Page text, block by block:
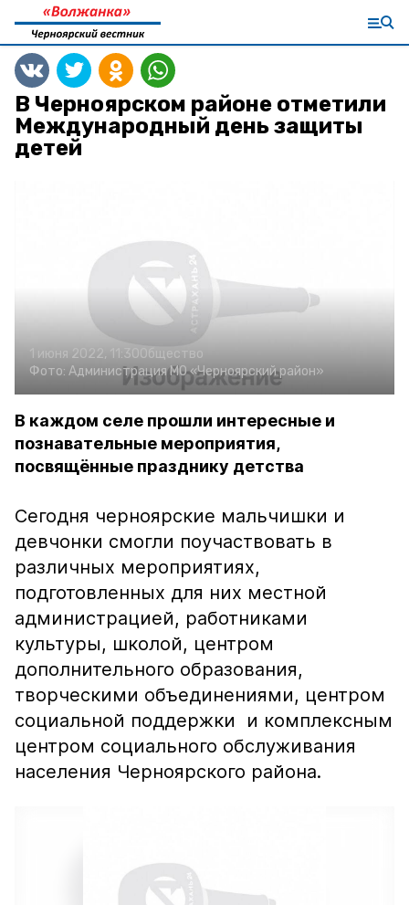
В Черноярском районе отметили
Международный день защиты
детей
1 июня 2022, 11:30Общество
Фото: Администрация МО «Черноярский район»
В каждом селе прошли интересные и
познавательные мероприятия,
посвящённые празднику детства
Сегодня черноярские мальчишки и
девчонки смогли поучаствовать в
различных мероприятиях,
подготовленных для них местной
администрацией, работниками
культуры, школой, центром
дополнительного образования,
творческими объединениями, центром
социальной поддержки и комплексным
центром социального обслуживания
населения Черноярского района.